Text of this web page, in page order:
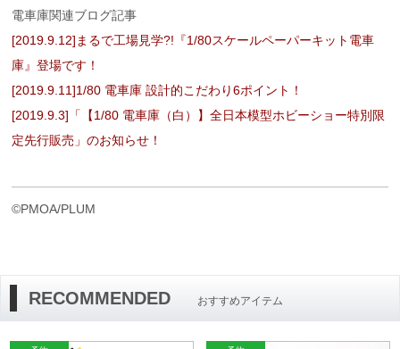
電車庫関連ブログ記事
[2019.9.12]まるで工場見学?!『1/80スケールペーパーキット電車
庫』登場です！
[2019.9.11]1/80 電車庫 設計的こだわり6ポイント！
[2019.9.3]「【1/80 電車庫（白）】全日本模型ホビーショー特別限
定先行販売」のお知らせ！
©PMOA/PLUM
RECOMMENDED おすすめアイテム